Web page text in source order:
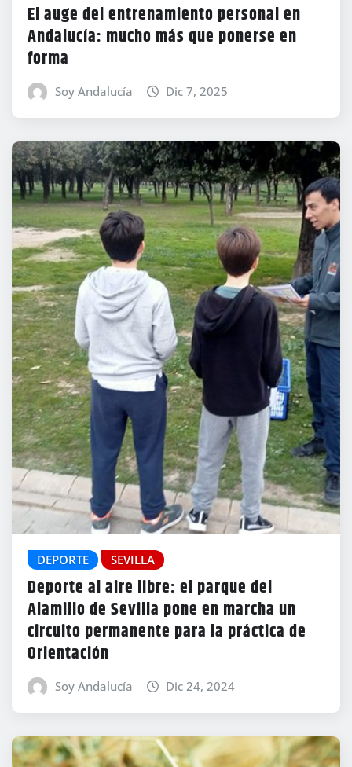
El auge del entrenamiento personal en
Andalucía: mucho más que ponerse en
forma
Soy Andalucía Dic 7, 2025
DEPORTE SEVILLA
Deporte al aire libre: el parque del
Alamillo de Sevilla pone en marcha un
circuito permanente para la práctica de
Orientación
Soy Andalucía Dic 24, 2024